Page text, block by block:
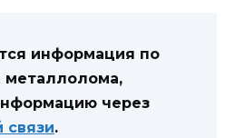
информация по
металлолома,
через
связи.